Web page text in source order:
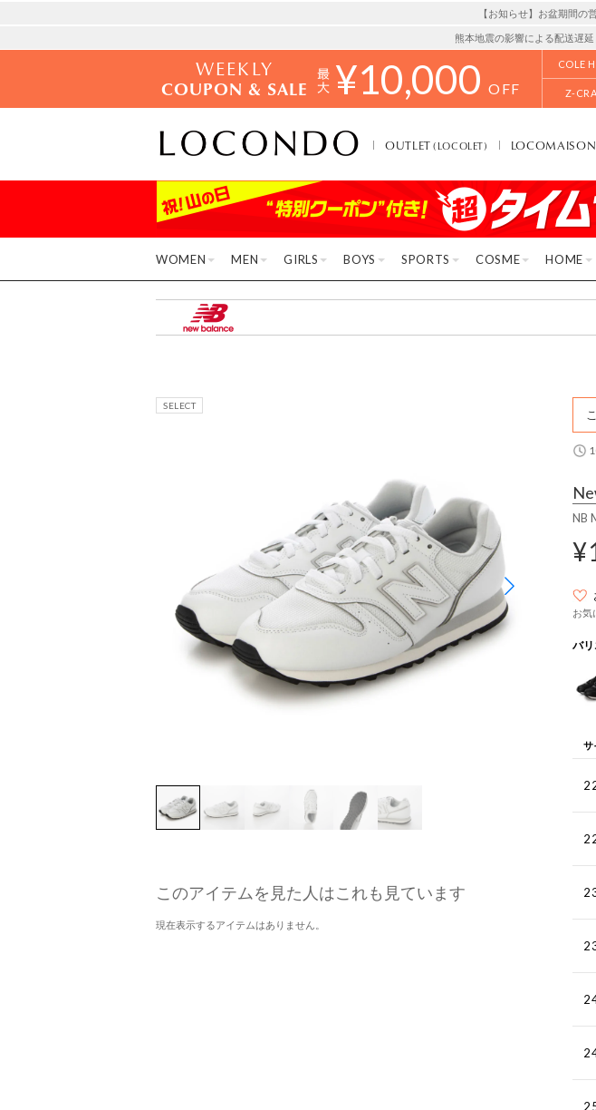
【お知らせ】お盆期間の
熊本地震の影響による配送遅延
WEEKLY
COUPON & SALE ¥10,000 OFF
COLE
Z-
OUTLET(LOCOLET) LOCOMAISON
WOMEN MEN GIRLS BOYS SPORTS COSME HOME
このアイテムを見た人はこれも見ています
現在表示するアイテムはありません。
NB
お気
バ
サ